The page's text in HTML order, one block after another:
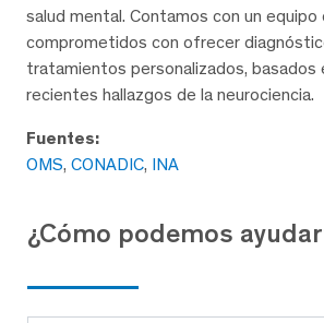
salud mental. Contamos con un
comprometidos con ofrecer
tratamientos personalizados, basados
recientes hallazgos de la neurociencia.
Fuentes:
OMS, CONADIC, INA
¿Cómo podemos